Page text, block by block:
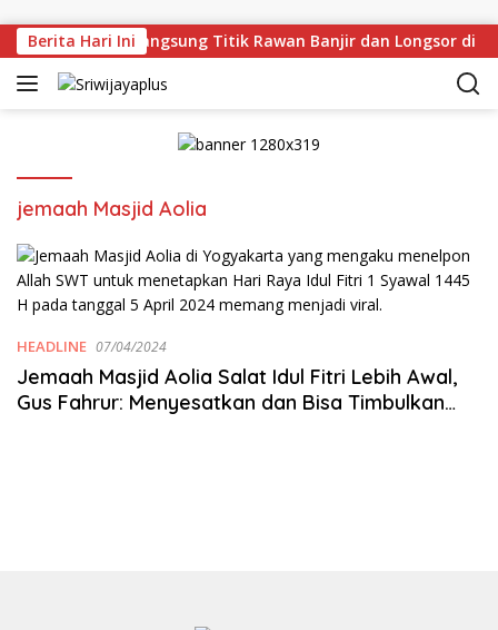
Berita Hari Ini
Deru Tinjau Langsung Titik Rawan Banjir dan Longsor di
jemaah Masjid Aolia
HEADLINE 07/04/2024
Jemaah Masjid Aolia Salat Idul Fitri Lebih Awal,
Gus Fahrur: Menyesatkan dan Bisa Timbulkan